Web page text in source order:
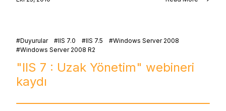
Duyurular IIS 7.0 IIS 7.5
Windows Server 2008
Windows Server 2008 R2
"IIS 7 : Uzak Yönetim" webineri
kaydı